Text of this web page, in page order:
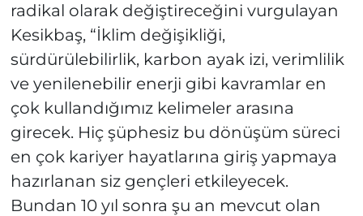
radikal olarak değiştireceğini vurgulayan
Kesikbaş, “İklim değişikliği,
sürdürülebilirlik, karbon ayak izi, verimlilik
ve yenilenebilir enerji gibi kavramlar en
çok kullandığımız kelimeler arasına
girecek. Hiç şüphesiz bu dönüşüm süreci
en çok kariyer hayatlarına giriş yapmaya
hazırlanan siz gençleri etkileyecek.
Bundan 10 yıl sonra şu an mevcut olan